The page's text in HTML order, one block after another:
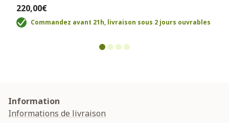
220,00€
Commandez avant 21h, livraison sous 2 jours ouvrables
Information
Informations de livraison